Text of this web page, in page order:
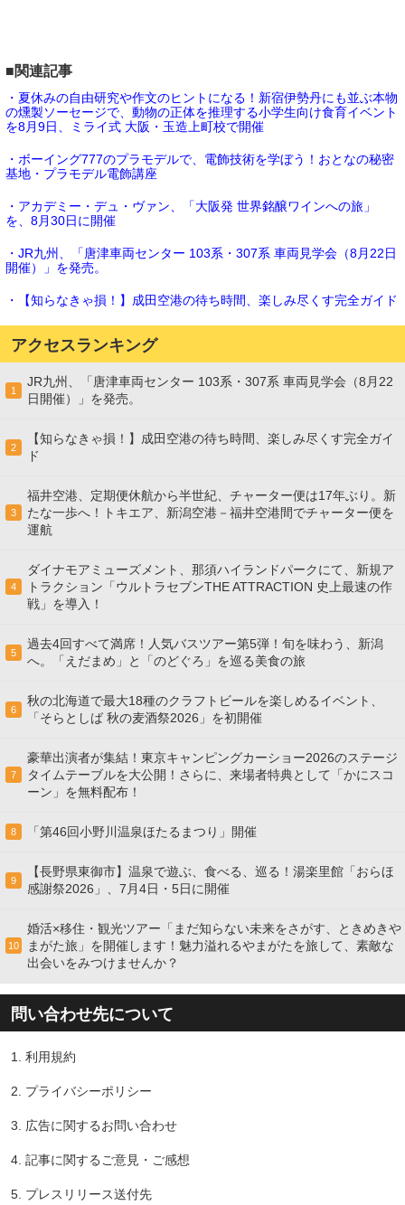
■関連記事
・夏休みの自由研究や作文のヒントになる！新宿伊勢丹にも並ぶ本物
の燻製ソーセージで、動物の正体を推理する小学生向け食育イベント
を8月9日、ミライ式 大阪・玉造上町校で開催
・ボーイング777のプラモデルで、電飾技術を学ぼう！おとなの秘密
基地・プラモデル電飾講座
・アカデミー・デュ・ヴァン、「大阪発 世界銘醸ワインへの旅」
を、8月30日に開催
・JR九州、「唐津車両センター 103系・307系 車両見学会（8月22日
開催）」を発売。
・【知らなきゃ損！】成田空港の待ち時間、楽しみ尽くす完全ガイド
アクセスランキング
1
JR九州、「唐津車両センター 103系・307系 車両見学会（8月22
日開催）」を発売。
2
【知らなきゃ損！】成田空港の待ち時間、楽しみ尽くす完全ガイ
ド
3
福井空港、定期便休航から半世紀、チャーター便は17年ぶり。新
たな一歩へ！トキエア、新潟空港－福井空港間でチャーター便を
運航
4
ダイナモアミューズメント、那須ハイランドパークにて、新規ア
トラクション「ウルトラセブンTHE ATTRACTION 史上最速の作
戦」を導入！
5
過去4回すべて満席！人気バスツアー第5弾！旬を味わう、新潟
へ。「えだまめ」と「のどぐろ」を巡る美食の旅
6
秋の北海道で最大18種のクラフトビールを楽しめるイベント、
「そらとしば 秋の麦酒祭2026」を初開催
7
豪華出演者が集結！東京キャンピングカーショー2026のステージ
タイムテーブルを大公開！さらに、来場者特典として「かにスコ
ーン」を無料配布！
8 「第46回小野川温泉ほたるまつり」開催
9
【長野県東御市】温泉で遊ぶ、食べる、巡る！湯楽里館「おらほ
感謝祭2026」、7月4日・5日に開催
10
婚活×移住・観光ツアー「まだ知らない未来をさがす、ときめきや
まがた旅」を開催します！魅力溢れるやまがたを旅して、素敵な
出会いをみつけませんか？
問い合わせ先について
1. 利用規約
2. プライバシーポリシー
3. 広告に関するお問い合わせ
4. 記事に関するご意見・ご感想
5. プレスリリース送付先